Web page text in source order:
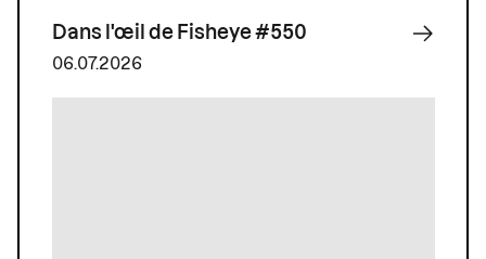
Dans l'œil de Fisheye #550
06.07.2026